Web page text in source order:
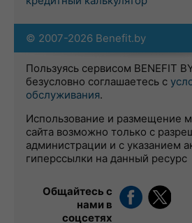
© 2007-2026 Benefit.by
Пользуясь сервисом BENEFIT
безусловно соглашаетесь с
обслуживания.
Использование и размещение
сайта возможно только с
администрации и с указанием
гиперссылки на данный ресурс
Общайтесь с
нами в
соцсетях